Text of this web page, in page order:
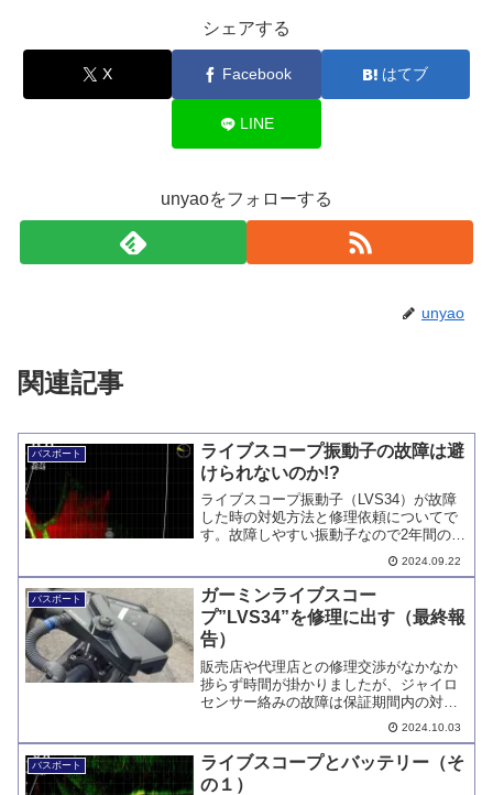
シェアする
X Facebook はてブ
LINE
unyaoをフォローする
unyao
関連記事
バスボート
ライブスコープ振動子の故障は避
けられないのか!?
ライブスコープ振動子（LVS34）が故障
した時の対処方法と修理依頼についてで
す。故障しやすい振動子なので2年間の保
証がある㈱G-FISHINGによる輸入品の購
入をお勧めします。修理手続きに必要な
写真等も掲載しました。
2024.09.22
バスボート
ガーミンライブスコー
プ”LVS34”を修理に出す（最終報
告）
販売店や代理店との修理交渉がなかなか
捗らず時間が掛かりましたが、ジャイロ
センサー絡みの故障は保証期間内の対応
で新品の振動子と交換してもらいまし
た。ソフトウェアの問題はその間のバー
ジョンアップによって解消されていまし
た。
2024.10.03
バスボート
ライブスコープとバッテリー（そ
の１）